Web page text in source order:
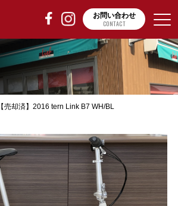
お問い合わせ
CONTACT
【売却済】2016 tern Link B7 WH/BL